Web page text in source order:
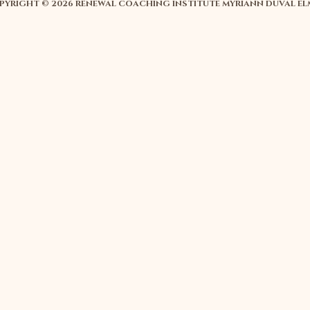
© 2026 RENEWAL COACHING INSTITUTE MYRIANN DUVAL